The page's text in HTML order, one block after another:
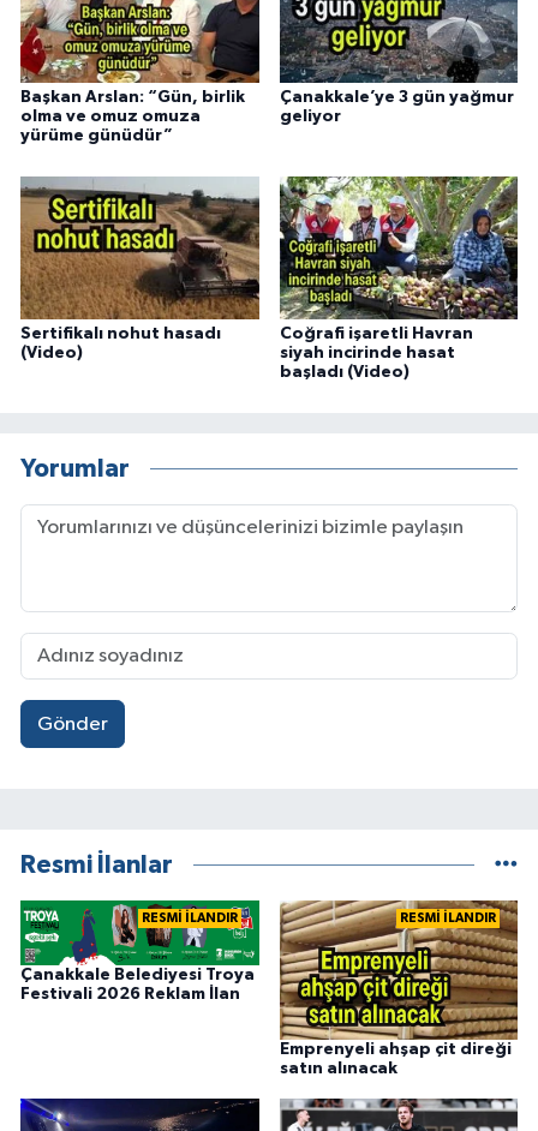
Başkan Arslan: “Gün, birlik
olma ve omuz omuza
yürüme günüdür”
Çanakkale’ye 3 gün yağmur
geliyor
Sertifikalı nohut hasadı
(Video)
Coğrafi işaretli Havran
siyah incirinde hasat
başladı (Video)
Yorumlar
Gönder
Resmi İlanlar
RESMİ İLANDIR
Çanakkale Belediyesi Troya
Festivali 2026 Reklam İlan
RESMİ İLANDIR
Emprenyeli ahşap çit direği
satın alınacak